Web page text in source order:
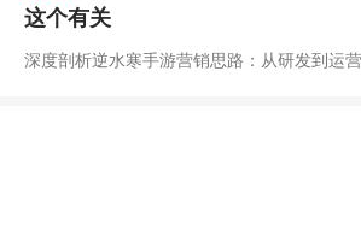
这个有关
深度剖析逆水寒手游营销思路：从研发到运